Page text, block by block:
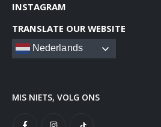
INSTAGRAM
TRANSLATE OUR WEBSITE
Nederlands
MIS NIETS, VOLG ONS